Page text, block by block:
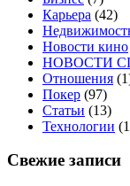
Карьера (42)
Новости кино
НОВОСТИ
Отношения
Покер (97)
Статьи (13)
Технологии
Свежие записи